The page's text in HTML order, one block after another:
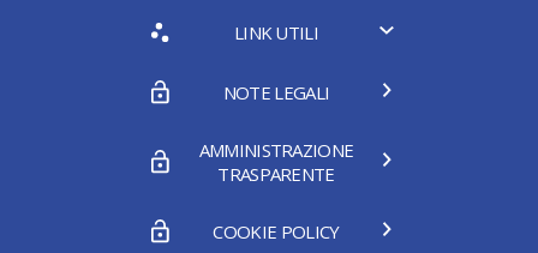
LINK UTILI
NOTE LEGALI
AMMINISTRAZIONE
TRASPARENTE
COOKIE POLICY